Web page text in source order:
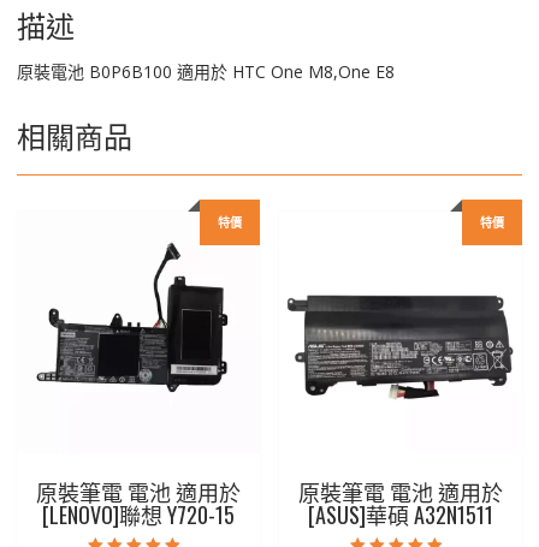
描述
原裝電池 B0P6B100 適用於 HTC One M8,One E8
相關商品
特價
原裝筆電 電池 適用於
[LENOVO]聯想 Y720-15
特價
原裝筆電 電池 適用於
[ASUS]華碩 A32N1511